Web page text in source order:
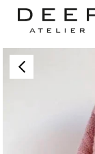
Anasayfa ÜST GİYİM